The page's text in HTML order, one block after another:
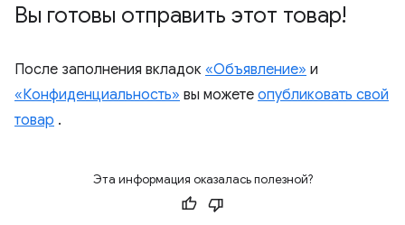
Вы готовы отправить этот товар!
После заполнения вкладок «Объявление» и
«Конфиденциальность» вы можете опубликовать свой
товар .
Эта информация оказалась полезной?